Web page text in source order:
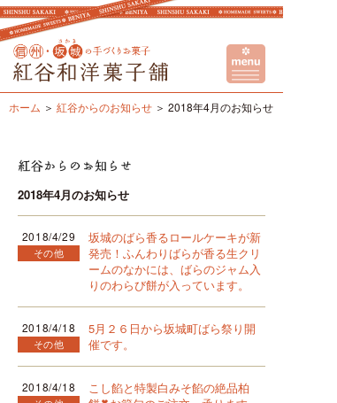
ホーム 紅谷からのお知らせ 2018年4月のお知らせ
2018年4月のお知らせ
2018/4/29
その他
坂城のばら香るロールケーキが新
発売！ふんわりばらが香る生クリ
ームのなかには、ばらのジャム入
りのわらび餅が入っています。
2018/4/18
その他
5月２６日から坂城町ばら祭り開
催です。
2018/4/18
こし餡と特製白みそ餡の絶品柏